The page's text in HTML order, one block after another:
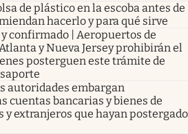
de plástico en la escoba antes de
hacerlo y para qué sirve
confirmado | Aeropuertos de
y Nueva Jersey prohibirán el
posterguen este trámite de
autoridades embargan
cuentas bancarias y bienes de
y extranjeros que hayan postergado